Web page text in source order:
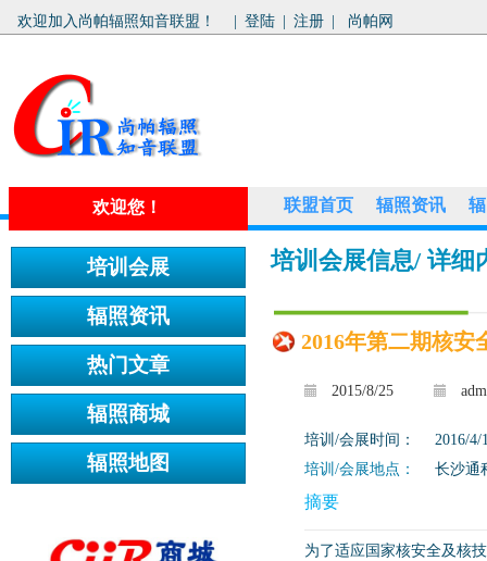
欢迎加入尚帕辐照知音联盟！ 登陆 注册 尚帕网
欢迎您！ 联盟首页 辐照资讯
培训会展信息/ 详细
2016年第二期核安
2015/8/25
培训/会展时间：
2016/4/
培训/会展地点：
长沙通
摘要
为了适应国家核安全及核